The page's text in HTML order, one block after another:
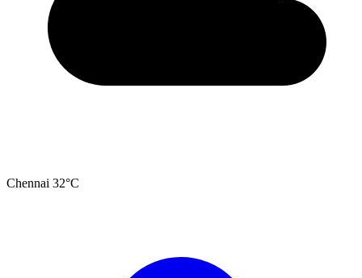
Chennai 32°C